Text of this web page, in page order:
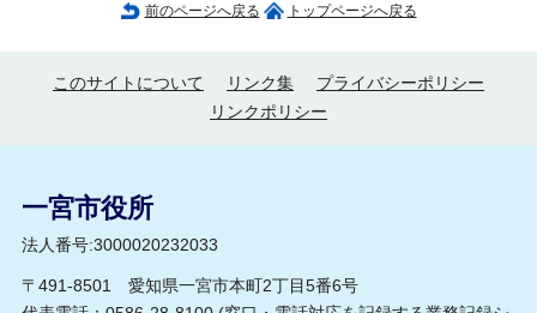
前のページへ戻る トップページへ戻る
このサイトについて リンク集
プライバシーポリシー
リンクポリシー
一宮市役所
法人番号:3000020232033
〒491-8501 愛知県一宮市本町2丁目5番6号